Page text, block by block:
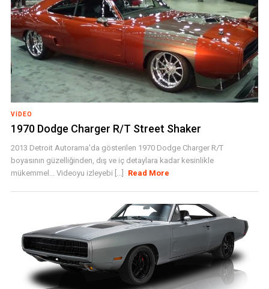
VIDEO
1970 Dodge Charger R/T Street Shaker
2013 Detroit Autorama'da gösterilen 1970 Dodge Charger R/T
boyasının güzelliğinden, dış ve iç detaylara kadar kesinlikle
mükemmel... Videoyu izleyebi [...]
Read More